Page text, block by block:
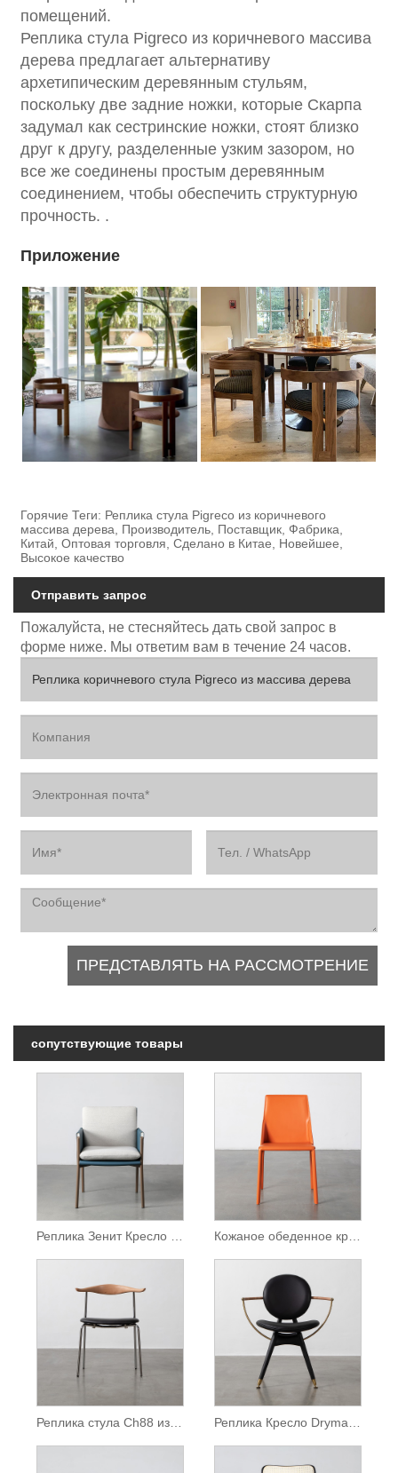
помещений.
Реплика стула Pigreco из коричневого массива
дерева предлагает альтернативу
архетипическим деревянным стульям,
поскольку две задние ножки, которые Скарпа
задумал как сестринские ножки, стоят близко
друг к другу, разделенные узким зазором, но
все же соединены простым деревянным
соединением, чтобы обеспечить структурную
прочность. .
Приложение
Горячие Теги: Реплика стула Pigreco из коричневого
массива дерева, Производитель, Поставщик, Фабрика,
Китай, Оптовая торговля, Сделано в Китае, Новейшее,
Высокое качество
Отправить запрос
Пожалуйста, не стесняйтесь дать свой запрос в
форме ниже. Мы ответим вам в течение 24 часов.
сопутствующие товары
Реплика стула Ch88 из нержавеющей стали